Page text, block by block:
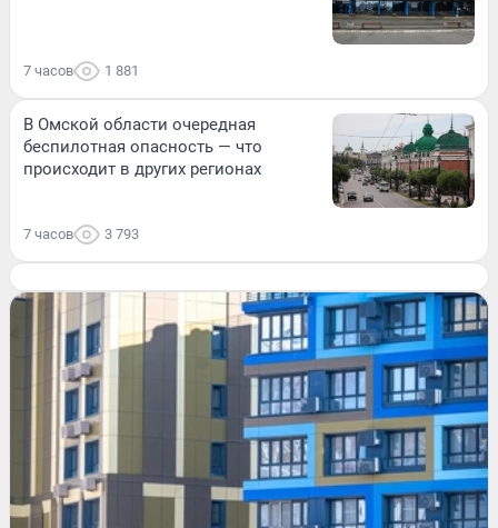
7 часов 1 881
В Омской области очередная
беспилотная опасность — что
происходит в других регионах
7 часов 3 793